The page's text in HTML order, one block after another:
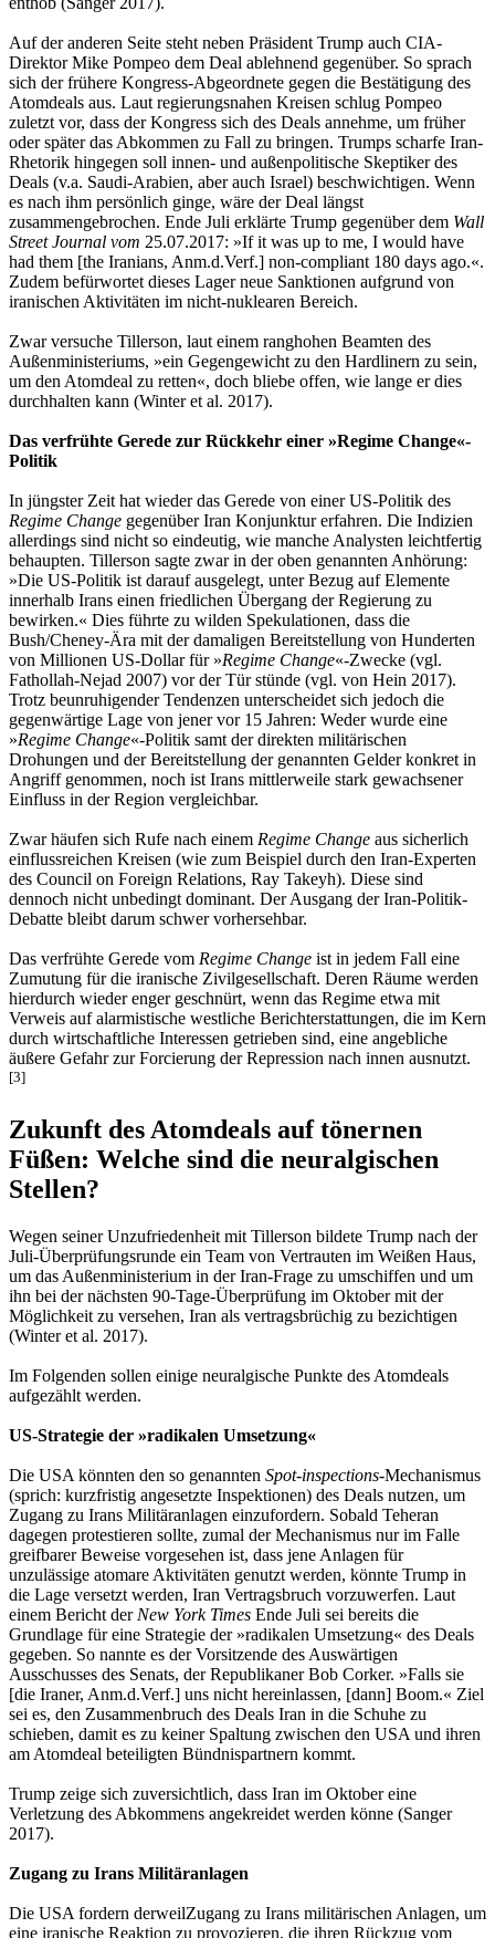
Auf der anderen Seite steht neben Präsident Trump auch CIA-
Direktor Mike Pompeo dem Deal ablehnend gegenüber. So sprach
sich der frühere Kongress-Abgeordnete gegen die Bestätigung des
Atomdeals aus. Laut regierungsnahen Kreisen schlug Pompeo
zuletzt vor, dass der Kongress sich des Deals annehme, um früher
oder später das Abkommen zu Fall zu bringen. Trumps scharfe Iran-
Rhetorik hingegen soll innen- und außenpolitische Skeptiker des
Deals (v.a. Saudi-Arabien, aber auch Israel) beschwichtigen. Wenn
es nach ihm persönlich ginge, wäre der Deal längst
zusammengebrochen. Ende Juli erklärte Trump gegenüber dem Wall
Street Journal vom 25.07.2017: »If it was up to me, I would have
had them [the Iranians, Anm.d.Verf.] non-compliant 180 days ago.«.
Zudem befürwortet dieses Lager neue Sanktionen aufgrund von
iranischen Aktivitäten im nicht-nuklearen Bereich.
Zwar versuche Tillerson, laut einem ranghohen Beamten des
Außenministeriums, »ein Gegengewicht zu den Hardlinern zu sein,
um den Atomdeal zu retten«, doch bliebe offen, wie lange er dies
durchhalten kann (Winter et al. 2017).
Das verfrühte Gerede zur Rückkehr einer »Regime Change«-
Politik
In jüngster Zeit hat wieder das Gerede von einer US-Politik des
Regime Change gegenüber Iran Konjunktur erfahren. Die Indizien
allerdings sind nicht so eindeutig, wie manche Analysten leichtfertig
behaupten. Tillerson sagte zwar in der oben genannten Anhörung:
»Die US-Politik ist darauf ausgelegt, unter Bezug auf Elemente
innerhalb Irans einen friedlichen Übergang der Regierung zu
bewirken.« Dies führte zu wilden Spekulationen, dass die
Bush/Cheney-Ära mit der damaligen Bereitstellung von Hunderten
von Millionen US-Dollar für »Regime Change«-Zwecke (vgl.
Fathollah-Nejad 2007) vor der Tür stünde (vgl. von Hein 2017).
Trotz beunruhigender Tendenzen unterscheidet sich jedoch die
gegenwärtige Lage von jener vor 15 Jahren: Weder wurde eine
»Regime Change«-Politik samt der direkten militärischen
Drohungen und der Bereitstellung der genannten Gelder konkret in
Angriff genommen, noch ist Irans mittlerweile stark gewachsener
Einfluss in der Region vergleichbar.
Zwar häufen sich Rufe nach einem Regime Change aus sicherlich
einflussreichen Kreisen (wie zum Beispiel durch den Iran-Experten
des Council on Foreign Relations, Ray Takeyh). Diese sind
dennoch nicht unbedingt dominant. Der Ausgang der Iran-Politik-
Debatte bleibt darum schwer vorhersehbar.
Das verfrühte Gerede vom Regime Change ist in jedem Fall eine
Zumutung für die iranische Zivilgesellschaft. Deren Räume werden
hierdurch wieder enger geschnürt, wenn das Regime etwa mit
Verweis auf alarmistische westliche Berichterstattungen, die im Kern
durch wirtschaftliche Interessen getrieben sind, eine angebliche
äußere Gefahr zur Forcierung der Repression nach innen ausnutzt.
[3]
Zukunft des Atomdeals auf tönernen
Füßen: Welche sind die neuralgischen
Stellen?
Wegen seiner Unzufriedenheit mit Tillerson bildete Trump nach der
Juli-Überprüfungsrunde ein Team von Vertrauten im Weißen Haus,
um das Außenministerium in der Iran-Frage zu umschiffen und um
ihn bei der nächsten 90-Tage-Überprüfung im Oktober mit der
Möglichkeit zu versehen, Iran als vertragsbrüchig zu bezichtigen
(Winter et al. 2017).
Im Folgenden sollen einige neuralgische Punkte des Atomdeals
aufgezählt werden.
US-Strategie der »radikalen Umsetzung«
Die USA könnten den so genannten Spot-inspections-Mechanismus
(sprich: kurzfristig angesetzte Inspektionen) des Deals nutzen, um
Zugang zu Irans Militäranlagen einzufordern. Sobald Teheran
dagegen protestieren sollte, zumal der Mechanismus nur im Falle
greifbarer Beweise vorgesehen ist, dass jene Anlagen für
unzulässige atomare Aktivitäten genutzt werden, könnte Trump in
die Lage versetzt werden, Iran Vertragsbruch vorzuwerfen. Laut
einem Bericht der New York Times Ende Juli sei bereits die
Grundlage für eine Strategie der »radikalen Umsetzung« des Deals
gegeben. So nannte es der Vorsitzende des Auswärtigen
Ausschusses des Senats, der Republikaner Bob Corker. »Falls sie
[die Iraner, Anm.d.Verf.] uns nicht hereinlassen, [dann] Boom.« Ziel
sei es, den Zusammenbruch des Deals Iran in die Schuhe zu
schieben, damit es zu keiner Spaltung zwischen den USA und ihren
am Atomdeal beteiligten Bündnispartnern kommt.
Trump zeige sich zuversichtlich, dass Iran im Oktober eine
Verletzung des Abkommens angekreidet werden könne (Sanger
2017).
Zugang zu Irans Militäranlagen
Die USA fordern derweilZugang zu Irans militärischen Anlagen, um
eine iranische Reaktion zu provozieren, die ihren Rückzug vom